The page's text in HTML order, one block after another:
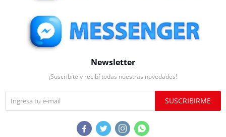
Newsletter
¡Suscribite y recibí todas nuestras novedades!
SUSCRIBIRME
   